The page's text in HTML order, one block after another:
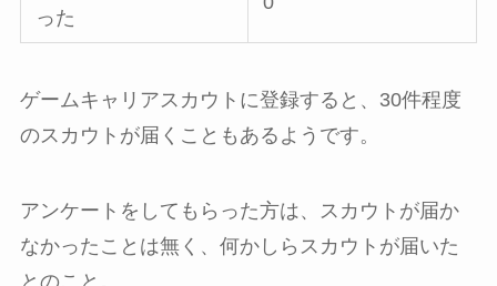
った
ゲームキャリアスカウトに登録すると、30件程度
のスカウトが届くこともあるようです。
アンケートをしてもらった方は、スカウトが届か
なかったことは無く、何かしらスカウトが届いた